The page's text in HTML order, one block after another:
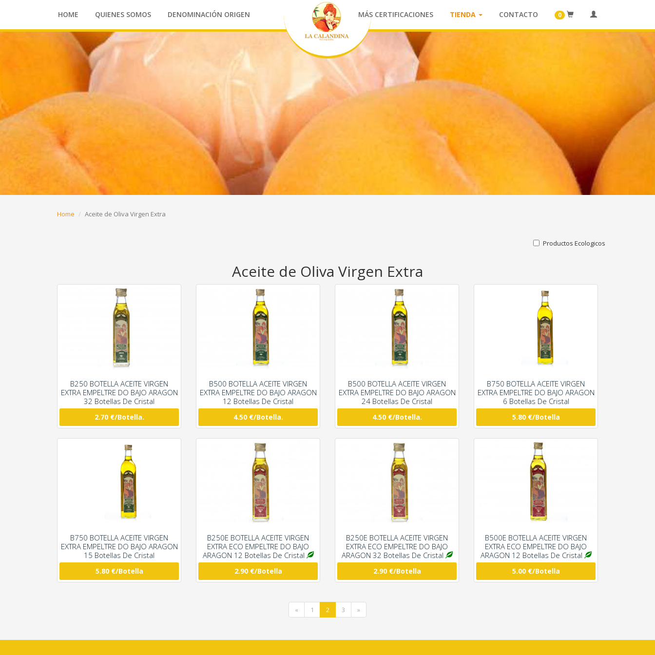
HOME QUIENES SOMOS DENOMINACIÓN ORIGEN MÁS CERTIFICACIONES TIENDA CONTACTO 0
Home Aceite de Oliva Virgen Extra
Productos Ecologicos
Aceite de Oliva Virgen Extra
B250 BOTELLA ACEITE VIRGEN
EXTRA EMPELTRE DO BAJO ARAGON
32 Botellas De Cristal
2.70 €/Botella.
B500 BOTELLA ACEITE VIRGEN
EXTRA EMPELTRE DO BAJO ARAGON
12 Botellas De Cristal
4.50 €/Botella.
B500 BOTELLA ACEITE VIRGEN
EXTRA EMPELTRE DO BAJO ARAGON
24 Botellas De Cristal
4.50 €/Botella.
B750 BOTELLA ACEITE VIRGEN
EXTRA EMPELTRE DO BAJO ARAGON
6 Botellas De Cristal
5.80 €/Botella
B750 BOTELLA ACEITE VIRGEN
EXTRA EMPELTRE DO BAJO ARAGON
15 Botellas De Cristal
5.80 €/Botella
B250E BOTELLA ACEITE VIRGEN
EXTRA ECO EMPELTRE DO BAJO
ARAGON 12 Botellas De Cristal
2.90 €/Botella
B250E BOTELLA ACEITE VIRGEN
EXTRA ECO EMPELTRE DO BAJO
ARAGON 32 Botellas De Cristal
2.90 €/Botella
B500E BOTELLA ACEITE VIRGEN
EXTRA ECO EMPELTRE DO BAJO
ARAGON 12 Botellas De Cristal
5.00 €/Botella
« 1 2 3 »